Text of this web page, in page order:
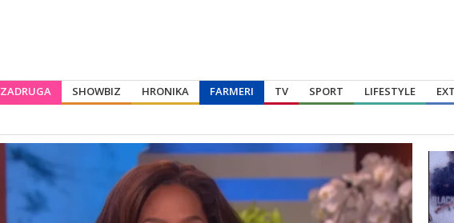
ZADRUGA SHOWBIZ HRONIKA FARMERI TV SPORT LIFESTYLE